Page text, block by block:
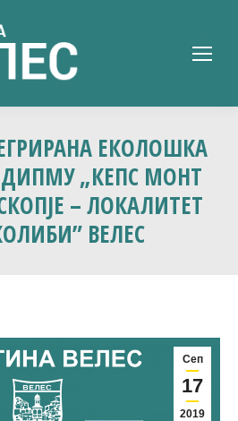
ЕКОЛОШКА
„КЕПС МОНТ
– ЛОКАЛИТЕТ
ВЕЛЕС
Сеп
17
2019